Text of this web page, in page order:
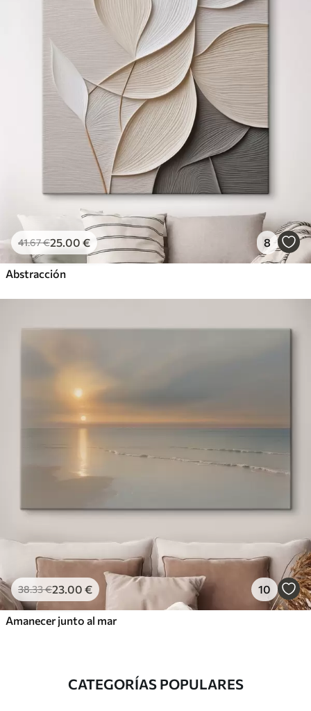
41.67€25.00 € 8
Abstracción
38.33€23.00 € 10
Amanecer junto al mar
CATEGORÍAS POPULARES